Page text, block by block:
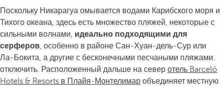
Поскольку Никарагуа омывается водами Карибского моря и
Тихого океана, здесь есть множество пляжей, некоторые с
сильными волнами, идеально подходящими для
серферов, особенно в районе Сан-Хуан-дель-Сур или
Ла-Бокита, а другие с бесконечными песчаными пляжами.
отключить. Расположенный дальше на север отель Barceló
Hotels & Resorts в Плайя-Монтелимар объединяет местную